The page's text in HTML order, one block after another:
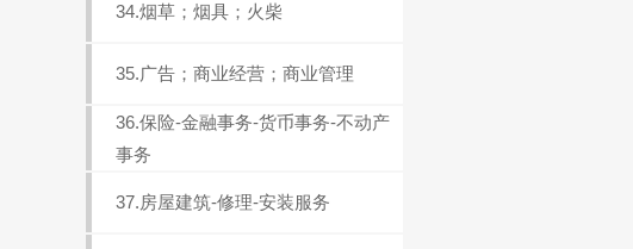
34.烟草；烟具；火柴
35.广告；商业经营；商业管理
36.保险-金融事务-货币事务-不动产
事务
37.房屋建筑-修理-安装服务